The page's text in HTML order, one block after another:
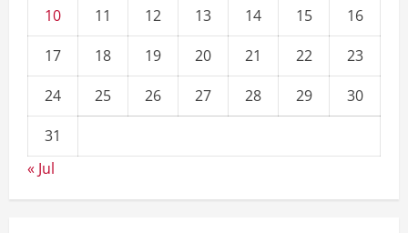
10
11 12 13 14 15
16
17
18 19 20 21 22
23
24
25 26 27 28 29
30
31
« Jul